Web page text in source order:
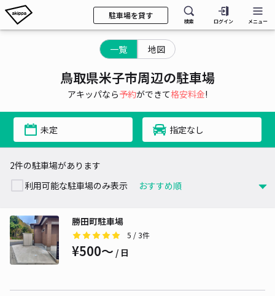
駐車場を貸す
検索 ログイン メニュー
一覧 地図
鳥取県米子市周辺の駐車場
アキッパなら予約ができて格安料金!
未定 指定なし
2件の駐車場があります
利用可能な駐車場のみ表示
勝田町駐車場
5 / 3件
¥500〜 / 日